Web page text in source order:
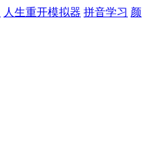
人生重开模拟器 拼音学习 颜